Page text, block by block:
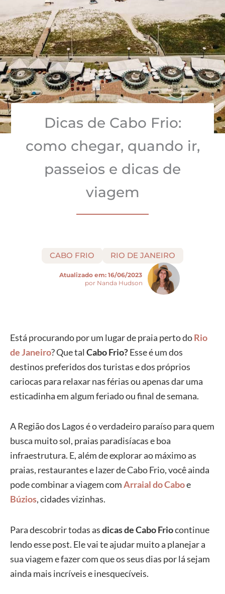
Dicas de Cabo Frio:
como chegar, quando ir,
passeios e dicas de
viagem
CABO FRIO RIO DE JANEIRO
Atualizado em: 16/06/2023
por Nanda Hudson
Está procurando por um lugar de praia perto doRio
de Janeiro? Que tal Cabo Frio?Esse é um dos
destinos preferidos dos turistas e dos próprios
cariocas para relaxar nas férias ou apenas dar uma
esticadinha em algum feriado ou final de semana.
A Região dos Lagos é o verdadeiro paraíso para quem
busca muito sol, praias paradisíacas e boa
infraestrutura. E, além de explorar ao máximo as
praias, restaurantes e lazer de Cabo Frio, você ainda
pode combinar a viagem comArraial do Caboe
Búzios, cidades vizinhas.
Para descobrir todas asdicas de Cabo Friocontinue
lendo esse post. Ele vai te ajudar muito a planejar a
sua viagem e fazer com que os seus dias por lá sejam
ainda mais incríveis e inesquecíveis.